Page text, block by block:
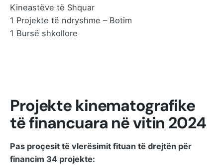
Kineastëve të Shquar
1 Projekte të ndryshme – Botim
1 Bursë shkollore
Projekte kinematografike
të financuara në vitin 2024
Pas proçesit të vlerësimit fituan të drejtën për
financim 34 projekte: